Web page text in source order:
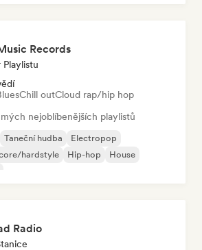
Records
Playlistu
Chill outCloud rap/hip hop
nejoblíbenějších playlistů
Taneční hudba
Electropop
hardstyle
Hip-hop
House
Radio